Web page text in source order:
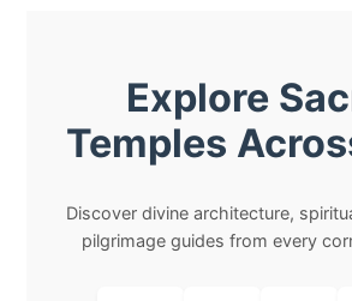
Explore
Temples
Discover divine architecture,
pilgrimage guides from every